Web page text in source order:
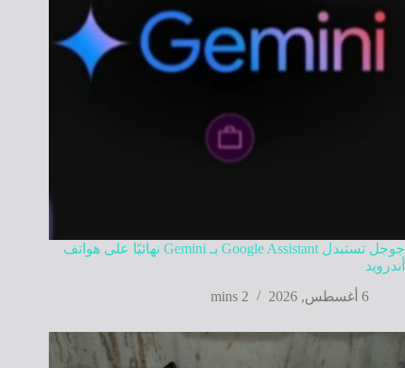
جوجل تستبدل Google Assistant بـ Gemini نهائيًا على هواتف
أندرويد
6 أغسطس, 2026
2 mins